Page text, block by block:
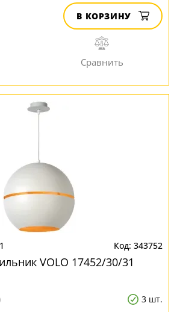
В КОРЗИНУ
343752
VOLO 17452/30/31
3 шт.